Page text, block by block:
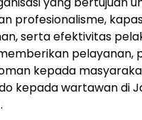
profesionalisme,
serta efektivitas
pelayanan,
kepada
kepada wartawan di